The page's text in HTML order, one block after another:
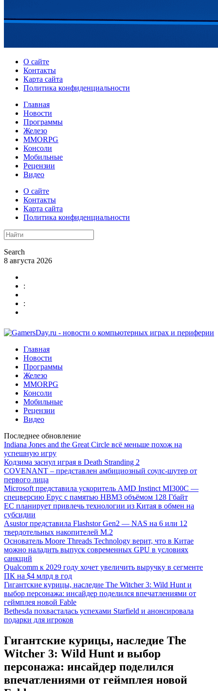
О сайте
Контакты
Карта сайта
Политика конфиденциальности
Главная
Новости
Программы
Железо
MMORPG
Консоли
Мобильные
Рецензии
Видео
О сайте
Контакты
Карта сайта
Политика конфиденциальности
Search
8 августа 2026
:
:
Главная
Новости
Программы
Железо
MMORPG
Консоли
Мобильные
Рецензии
Видео
Последнее обновление
Indiana Jones and the Great Circle всё меньше похож на
успешную игру
Кодзима заснул играя в Death Stranding 2
COVENANT – представлен амбициозный соулс-шутер от
первого лица
Microsoft представила ускоритель AMD Instinct MI300C —
спецверсию Epyc с памятью HBM3 объёмом 128 Гбайт
ЕС планирует привлечь технологии из Китая в обмен на
субсидии
Asustor представила Flashstor Gen2 — NAS на 6 или 12
твердотельных накопителей M.2
Основатель Moore Threads Technology верит, что в Китае
можно наладить выпуск современных GPU в условиях
санкций
Qualcomm к 2029 году хочет увеличить выручку в сегменте
ПК на $4 млрд в год
Гигантские курицы, наследие The Witcher 3: Wild Hunt и
выбор персонажа: инсайдер поделился впечатлениями от
геймплея новой Fable
Bethesda похвасталась успехами Starfield и анонсировала
подарки для игроков
Гигантские курицы, наследие The
Witcher 3: Wild Hunt и выбор
персонажа: инсайдер поделился
впечатлениями от геймплея новой